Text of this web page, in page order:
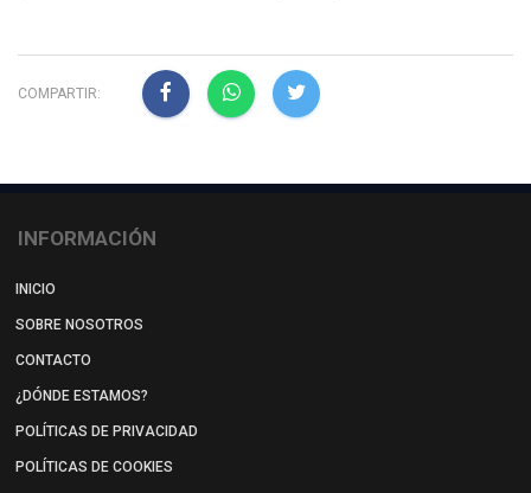
COMPARTIR:
INFORMACIÓN
INICIO
SOBRE NOSOTROS
CONTACTO
¿DÓNDE ESTAMOS?
POLÍTICAS DE PRIVACIDAD
POLÍTICAS DE COOKIES